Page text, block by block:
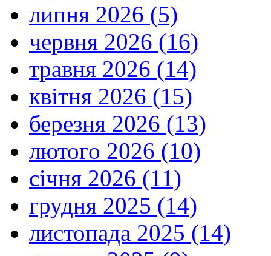
липня 2026 (5)
червня 2026 (16)
травня 2026 (14)
квітня 2026 (15)
березня 2026 (13)
лютого 2026 (10)
січня 2026 (11)
грудня 2025 (14)
листопада 2025 (14)